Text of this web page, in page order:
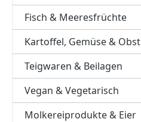
Fisch & Meeresfrüchte
Kartoffel, Gemüse & Obst
Teigwaren & Beilagen
Vegan & Vegetarisch
Molkereiprodukte & Eier